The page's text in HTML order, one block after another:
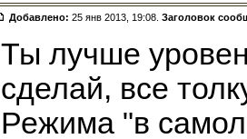
Добавлено: 25 янв 2013, 19:08. Заголовок
Ты лучше
сделай, все
Режима "в